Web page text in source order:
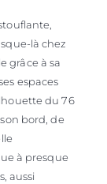
là chez
grâce à sa
espaces
du 76
bord, de
à presque
aussi